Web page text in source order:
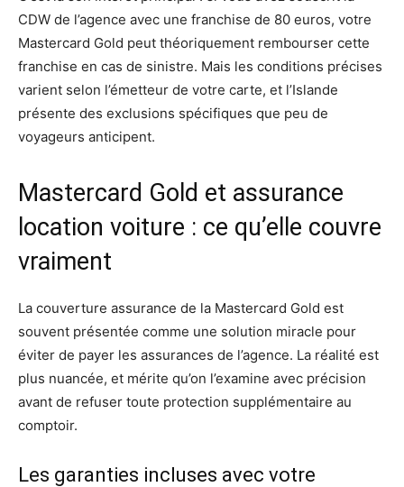
CDW de l’agence avec une franchise de 80 euros, votre
Mastercard Gold peut théoriquement rembourser cette
franchise en cas de sinistre. Mais les conditions précises
varient selon l’émetteur de votre carte, et l’Islande
présente des exclusions spécifiques que peu de
voyageurs anticipent.
Mastercard Gold et assurance
location voiture : ce qu’elle couvre
vraiment
La couverture assurance de la Mastercard Gold est
souvent présentée comme une solution miracle pour
éviter de payer les assurances de l’agence. La réalité est
plus nuancée, et mérite qu’on l’examine avec précision
avant de refuser toute protection supplémentaire au
comptoir.
Les garanties incluses avec votre